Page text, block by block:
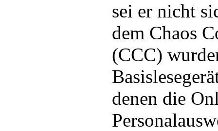
sei er nicht
dem Chaos
(CCC)
denen die